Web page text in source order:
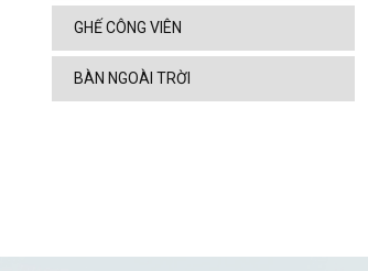
GHẾ CÔNG VIÊN
BÀN NGOÀI TRỜI